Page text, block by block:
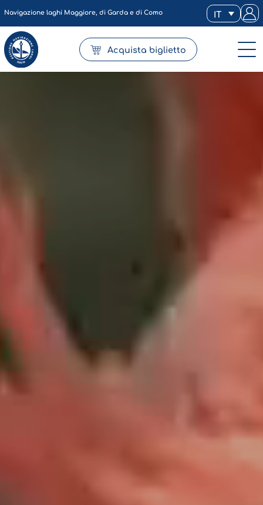
Navigazione laghi Maggiore, di Garda e di Como IT
Acquista biglietto